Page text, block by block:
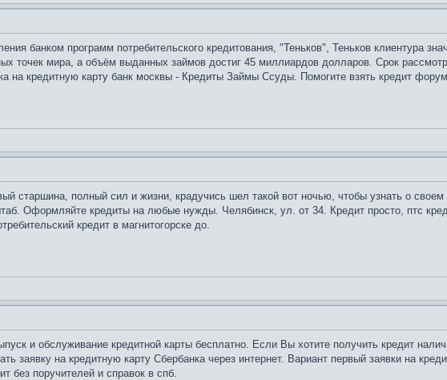
банком программ потребительского кредитования, "Теньков", Теньков клиентура
точек мира, а объём выданных займов достиг 45 миллиардов долларов. Срок
на кредитную карту банк москвы - Кредиты Займы Ссуды. Помогите взять кредит
старшина, полный сил и жизни, крадучись шел такой вот ночью, чтобы узнать о
Оформляйте кредиты на любые нужды. Челябинск, ул. от 34. Кредит просто, птс
кредит в магнитогорске до.
и обслуживание кредитной карты бесплатно. Если Вы хотите получить кредит
заявку на кредитную карту Сбербанка через интернет. Вариант первый заявки на
без поручителей и справок в спб.